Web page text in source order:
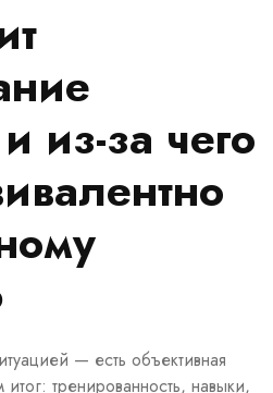
из-за чего
— есть объективная
тренированность, навыки,